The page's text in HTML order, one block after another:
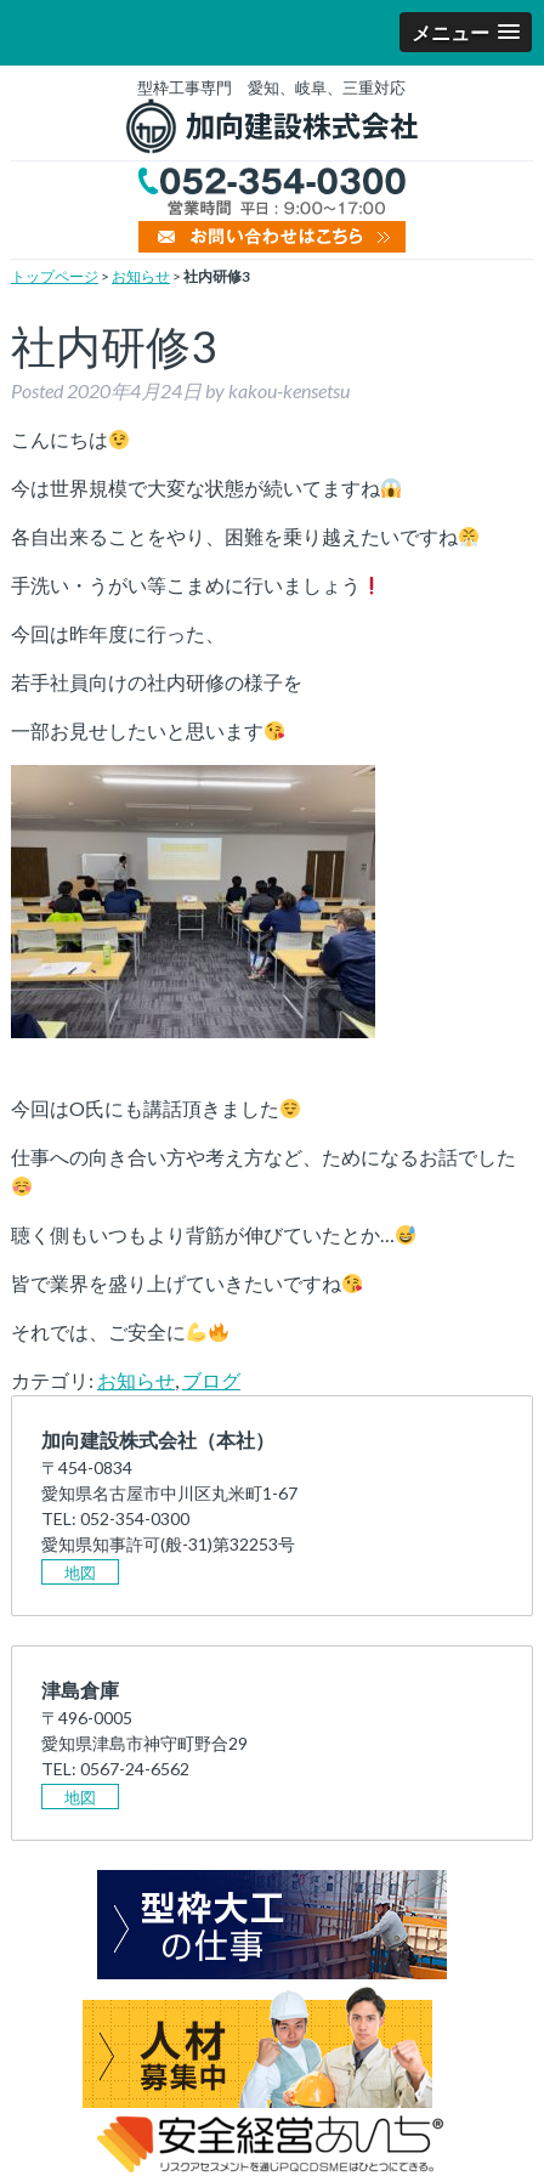
メニュー
型枠工事専門 愛知、岐阜、三重対応
トップページ > お知らせ> 社内研修3
社内研修3
Posted 2020年4月24日 by kakou-kensetsu
こんにちは
今は世界規模で大変な状態が続いてますね
各自出来ることをやり、困難を乗り越えたいですね
手洗い・うがい等こまめに行いましょう
今回は昨年度に行った、
若手社員向けの社内研修の様子を
一部お見せしたいと思います
今回はO氏にも講話頂きました
仕事への向き合い方や考え方など、ためになるお話でした
聴く側もいつもより背筋が伸びていたとか…
皆で業界を盛り上げていきたいですね
それでは、ご安全に
カテゴリ: お知らせ, ブログ
加向建設株式会社（本社）
〒454-0834
愛知県名古屋市中川区丸米町1-67
TEL: 052-354-0300
愛知県知事許可(般-31)第32253号
地図
津島倉庫
〒496-0005
愛知県津島市神守町野合29
TEL: 0567-24-6562
地図